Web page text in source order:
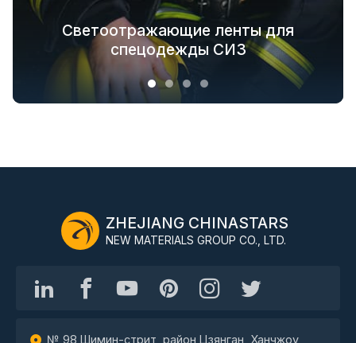
Светоотражающие ленты для
спецодежды СИЗ
Светоотражающие текстильные
решения для модной верхней
одежды
Светящиеся в темноте ткани для
верхней одежды
Решения по обеспечению
безопасности одежды для всей
отраслевой цепочки
ZHEJIANG CHINASTARS
NEW MATERIALS GROUP CO., LTD.
№ 98 Шимин-стрит, район Цзянган, Ханчжоу,